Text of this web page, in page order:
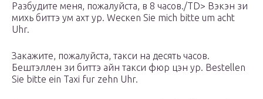
Разбудите меня, пожалуйста, в 8 часов./ТD> Вэкэн зи
михь биттэ ум ахт ур. Wескеn Siе miсh bittе um асht
Uhr.
Закажите, пожалуйста, такси на десять часов.
Бештэллен зи биттэ айн такси фюр цэн ур. Веstеllеn
Siе bittе еin Тахi fur zеhn Uhr.